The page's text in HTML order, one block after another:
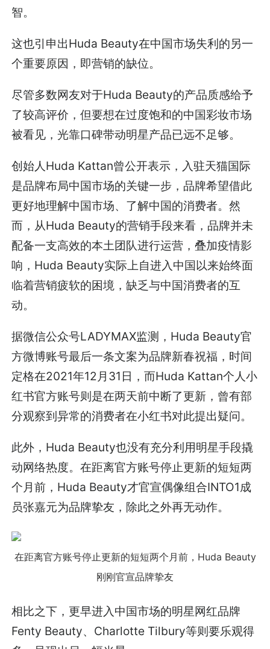
智。
这也引申出Huda Beauty在中国市场失利的另一
个重要原因，即营销的缺位。
尽管多数网友对于Huda Beauty的产品质感给予
了较高评价，但要想在过度饱和的中国彩妆市场
被看见，光靠口碑带动明星产品已远不足够。
创始人Huda Kattan曾公开表示，入驻天猫国际
是品牌布局中国市场的关键一步，品牌希望借此
更好地理解中国市场、了解中国的消费者。然
而，从Huda Beauty的营销手段来看，品牌并未
配备一支高效的本土团队进行运营，叠加疫情影
响，Huda Beauty实际上自进入中国以来始终面
临着营销疲软的困境，缺乏与中国消费者的互
动。
据微信公众号LADYMAX监测，Huda Beauty官
方微博账号最后一条文案为品牌新春祝福，时间
定格在2021年12月31日，而Huda Kattan个人小
红书官方账号则是在两天前中断了更新，曾有部
分观察到异常的消费者在小红书对此提出疑问。
此外，Huda Beauty也没有充分利用明星手段撬
动网络热度。在距离官方账号停止更新的短短两
个月前，Huda Beauty才官宣偶像组合INTO1成
员张嘉元为品牌挚友，除此之外再无动作。
在距离官方账号停止更新的短短两个月前，Huda Beauty
刚刚官宣品牌挚友
相比之下，更早进入中国市场的明星网红品牌
Fenty Beauty、Charlotte Tilbury等则要乐观得